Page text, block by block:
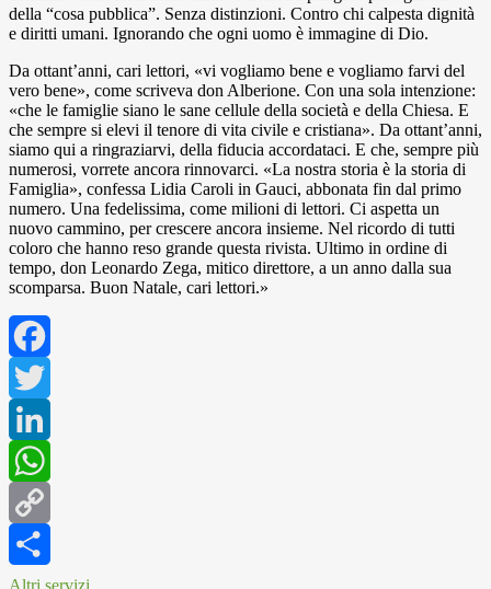
della “cosa pubblica”. Senza distinzioni. Contro chi calpesta dignità
e diritti umani. Ignorando che ogni uomo è immagine di Dio.
Da ottant’anni, cari lettori, «vi vogliamo bene e vogliamo farvi del
vero bene», come scriveva don Alberione. Con una sola intenzione:
«che le famiglie siano le sane cellule della società e della Chiesa. E
che sempre si elevi il tenore di vita civile e cristiana». Da ottant’anni,
siamo qui a ringraziarvi, della fiducia accordataci. E che, sempre più
numerosi, vorrete ancora rinnovarci. «La nostra storia è la storia di
Famiglia», confessa Lidia Caroli in Gauci, abbonata fin dal primo
numero. Una fedelissima, come milioni di lettori. Ci aspetta un
nuovo cammino, per crescere ancora insieme. Nel ricordo di tutti
coloro che hanno reso grande questa rivista. Ultimo in ordine di
tempo, don Leonardo Zega, mitico direttore, a un anno dalla sua
scomparsa. Buon Natale, cari lettori.»
Facebook
Twitter
LinkedIn
WhatsApp
Copy
Link
Altri servizi